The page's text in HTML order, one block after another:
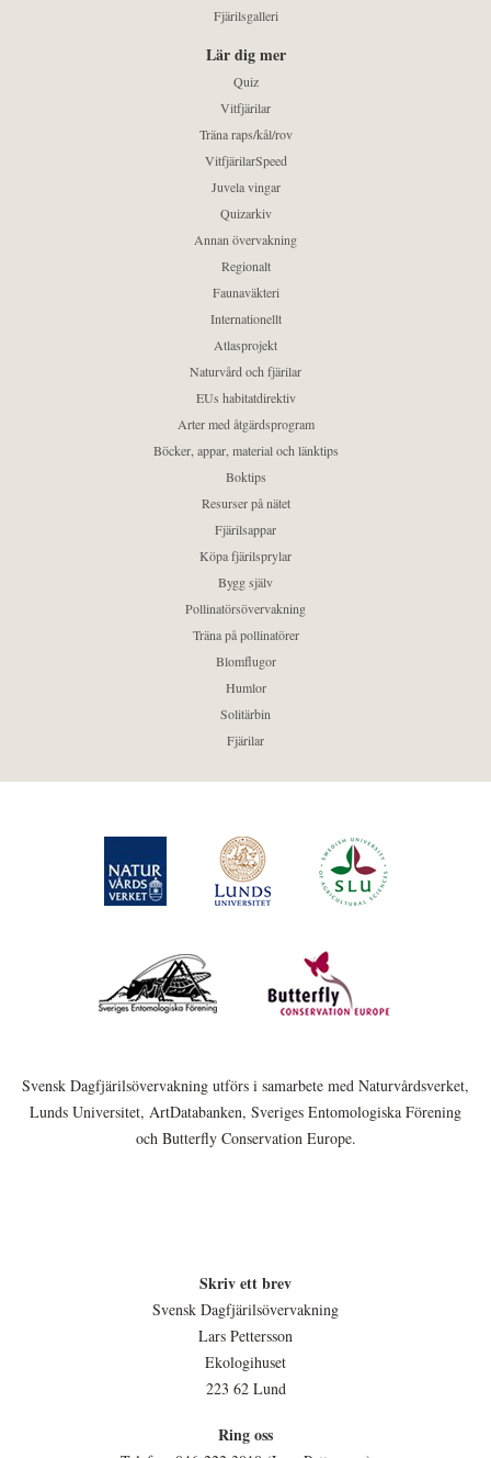
Fjärilsgalleri
Lär dig mer
Quiz
Vitfjärilar
Träna raps/kål/rov
VitfjärilarSpeed
Juvela vingar
Quizarkiv
Annan övervakning
Regionalt
Faunaväkteri
Internationellt
Atlasprojekt
Naturvård och fjärilar
EUs habitatdirektiv
Arter med åtgärdsprogram
Böcker, appar, material och länktips
Boktips
Resurser på nätet
Fjärilsappar
Köpa fjärilsprylar
Bygg själv
Pollinatörsövervakning
Träna på pollinatörer
Blomflugor
Humlor
Solitärbin
Fjärilar
Svensk Dagfjärilsövervakning utförs i samarbete med Naturvårdsverket,
Lunds Universitet, ArtDatabanken, Sveriges Entomologiska Förening
och Butterfly Conservation Europe.
Skriv ett brev
Svensk Dagfjärilsövervakning
Lars Pettersson
Ekologihuset
223 62 Lund
Ring oss